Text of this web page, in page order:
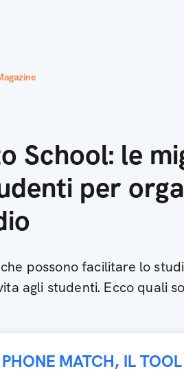
School: le
per
possono facilitare lo
agli studenti. Ecco quali
PHONE MATCH, IL